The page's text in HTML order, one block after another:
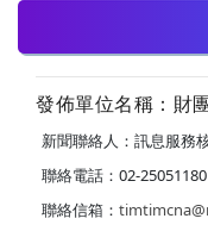
發佈單位名稱：財
新聞聯絡人：訊息服務
聯絡電話：02-25051180
聯絡信箱：